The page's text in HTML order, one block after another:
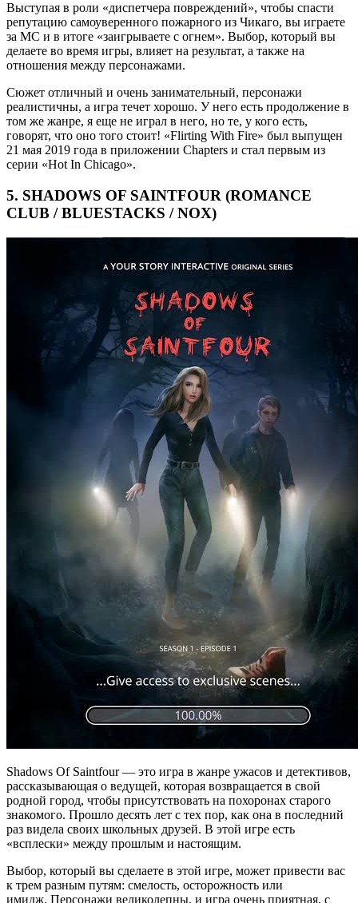
Выступая в роли «диспетчера повреждений», чтобы спасти
репутацию самоуверенного пожарного из Чикаго, вы играете
за MC и в итоге «заигрываете с огнем». Выбор, который вы
делаете во время игры, влияет на результат, а также на
отношения между персонажами.
Сюжет отличный и очень занимательный, персонажи
реалистичны, а игра течет хорошо. У него есть продолжение в
том же жанре, я еще не играл в него, но те, у кого есть,
говорят, что оно того стоит! «Flirting With Fire» был выпущен
21 мая 2019 года в приложении Chapters и стал первым из
серии «Hot In Chicago».
5. SHADOWS OF SAINTFOUR (ROMANCE
CLUB / BLUESTACKS / NOX)
Shadows Of Saintfour — это игра в жанре ужасов и детективов,
рассказывающая о ведущей, которая возвращается в свой
родной город, чтобы присутствовать на похоронах старого
знакомого. Прошло десять лет с тех пор, как она в последний
раз видела своих школьных друзей. В этой игре есть
«всплески» между прошлым и настоящим.
Выбор, который вы сделаете в этой игре, может привести вас
к трем разным путям: смелость, осторожность или
имидж. Персонажи великолепны, и игра очень приятная, с